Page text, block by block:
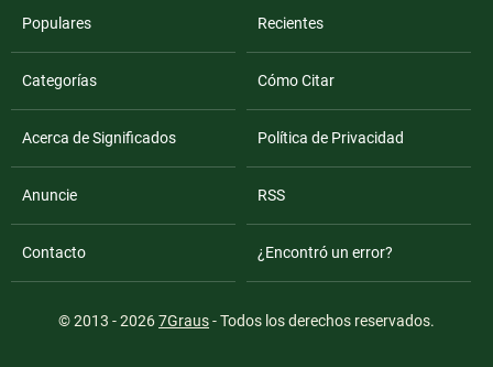
Populares Recientes
Categorías Cómo Citar
Acerca de Significados Política de Privacidad
Anuncie RSS
Contacto ¿Encontró un error?
© 2013 - 20267Graus- Todos los derechos reservados.